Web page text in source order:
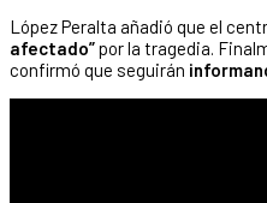
López Peralta añadió que el
afectado”por la tragedia.
confirmó que seguirán